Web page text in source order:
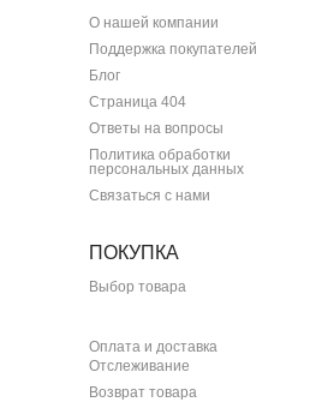
ПОКУПКА
О нашей компании
Поддержка покупателей
Блог
Страница 404
Ответы на вопросы
Политика обработки
персональных данных
Связаться с нами
Выбор товара
Оплата и доставка
Отслеживание
Возврат товара